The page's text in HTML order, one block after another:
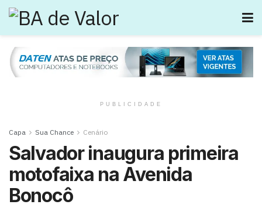
PUBLICIDADE
Capa Sua Chance Cenário
Salvador inaugura primeira
motofaixa na Avenida
Bonocô